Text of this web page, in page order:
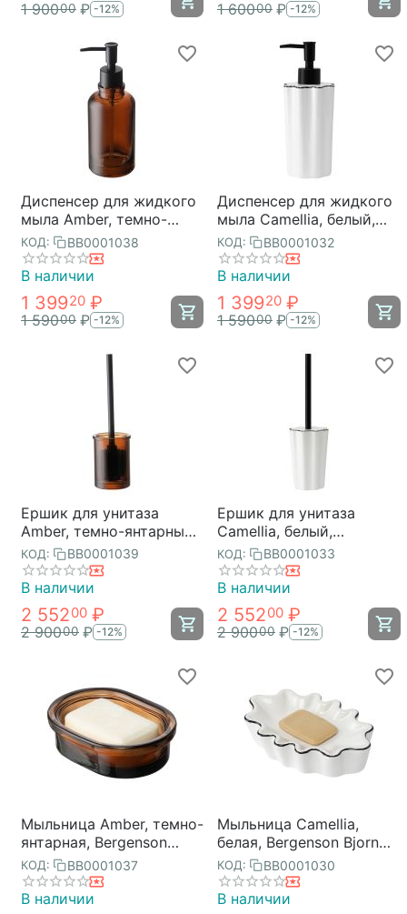
1 90000 ₽ -12% 1 60000 ₽ -12%
Диспенсер для жидкого
мыла Amber, темно-
янтарный, Bergenson
Bjorn Bath
КОД: BB0001038
В наличии
1 39920 ₽
1 59000 ₽ -12%
Диспенсер для жидкого
мыла Camellia, белый,
Bergenson Bjorn Bath
КОД: BB0001032
В наличии
1 39920 ₽
1 59000 ₽ -12%
Ершик для унитаза
Amber, темно-янтарный,
Bergenson Bjorn Bath
КОД: BB0001039
В наличии
2 55200 ₽
2 90000 ₽ -12%
Ершик для унитаза
Camellia, белый,
Bergenson Bjorn Bath
КОД: BB0001033
В наличии
2 55200 ₽
2 90000 ₽ -12%
Мыльница Amber, темно-
янтарная, Bergenson
Bjorn Bath
КОД: BB0001037
В наличии
Мыльница Camellia,
белая, Bergenson Bjorn
Bath
КОД: BB0001030
В наличии